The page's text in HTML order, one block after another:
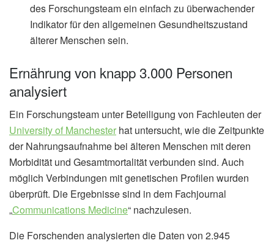
des Forschungsteam ein einfach zu überwachender
Indikator für den allgemeinen Gesundheitszustand
älterer Menschen sein.
Ernährung von knapp 3.000 Personen
analysiert
Ein Forschungsteam unter Beteiligung von Fachleuten der
University of Manchester hat untersucht, wie die Zeitpunkte
der Nahrungsaufnahme bei älteren Menschen mit deren
Morbidität und Gesamtmortalität verbunden sind. Auch
möglich Verbindungen mit genetischen Profilen wurden
überprüft. Die Ergebnisse sind in dem Fachjournal
„Communications Medicine“ nachzulesen.
Die Forschenden analysierten die Daten von 2.945